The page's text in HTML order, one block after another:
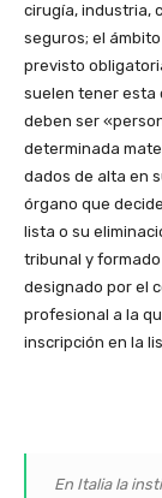
cirugía, industria,
seguros; el
previsto
suelen tener esta
deben ser
determinada
dados de alta en
órgano que
lista o su
tribunal y
designado por el
profesional a la
inscripción en la
En Italia la